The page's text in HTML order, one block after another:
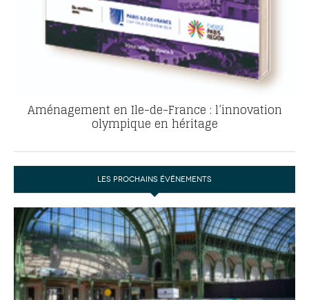
Aménagement en Ile-de-France : l’innovation
olympique en héritage
LES PROCHAINS ÉVÉNEMENTS